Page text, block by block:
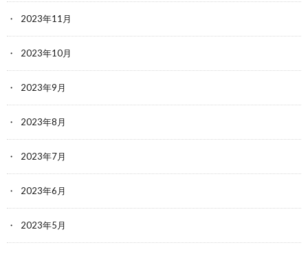
2023年11月
2023年10月
2023年9月
2023年8月
2023年7月
2023年6月
2023年5月